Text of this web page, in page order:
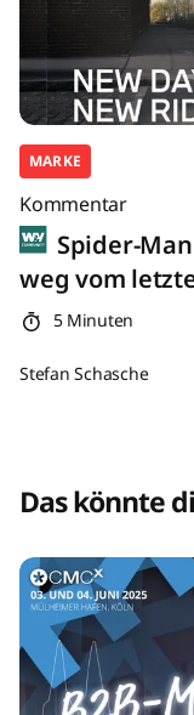
MARKE
Kommentar
Spider-
weg vom
5 Minuten
Stefan Schasche
Das könnte